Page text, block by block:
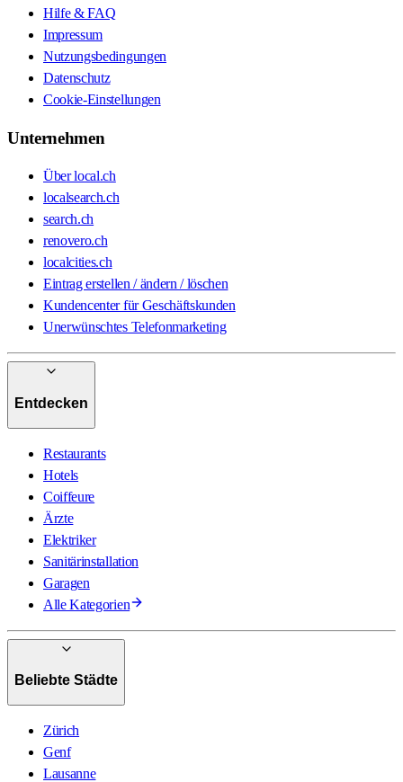
Hilfe & FAQ
Impressum
Nutzungsbedingungen
Datenschutz
Cookie-Einstellungen
Unternehmen
Über local.ch
localsearch.ch
search.ch
renovero.ch
localcities.ch
Eintrag erstellen / ändern / löschen
Kundencenter für Geschäftskunden
Unerwünschtes Telefonmarketing
Entdecken
Restaurants
Hotels
Coiffeure
Ärzte
Elektriker
Sanitärinstallation
Garagen
Alle Kategorien
Beliebte Städte
Zürich
Genf
Lausanne